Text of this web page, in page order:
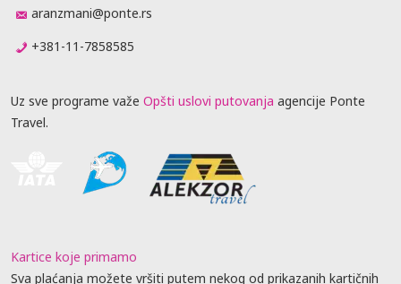
aranzmani@ponte.rs
+381-11-7858585
Uz sve programe važe Opšti uslovi putovanja agencije Ponte
Travel.
Kartice koje primamo
Sva plaćanja možete vršiti putem nekog od prikazanih kartičnih